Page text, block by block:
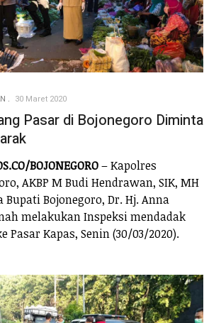
30 Maret 2020
Pasar di Bojonegoro Diminta
BOJONEGORO– Kapolres
AKBP M Budi Hendrawan, SIK, MH
Bupati Bojonegoro, Dr. Hj. Anna
melakukan Inspeksi mendadak
Pasar Kapas, Senin (30/03/2020).